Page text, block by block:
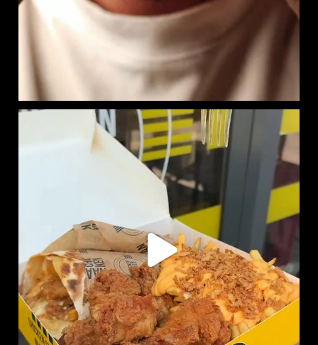
RITCHIE BOX DISPONIBLE EN LIVRAISON :
SUR...
737 7